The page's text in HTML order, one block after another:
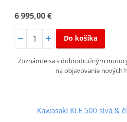
6 995,00 €
Do košíka
Zoznámte sa s dobrodružným
na objavovanie nových
Kawasaki KLE 500 sivá &